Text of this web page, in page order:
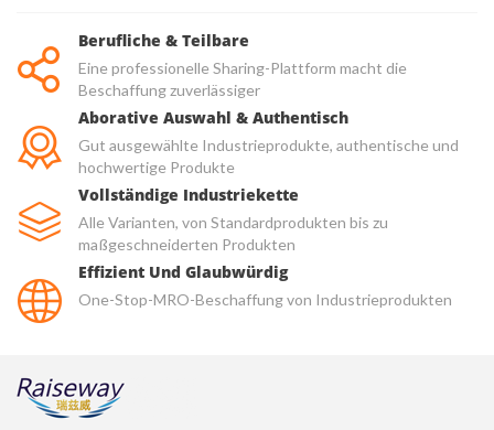
Berufliche & Teilbare
Eine professionelle Sharing-Plattform macht die
Beschaffung zuverlässiger
Aborative Auswahl & Authentisch
Gut ausgewählte Industrieprodukte, authentische und
hochwertige Produkte
Vollständige Industriekette
Alle Varianten, von Standardprodukten bis zu
maßgeschneiderten Produkten
Effizient Und Glaubwürdig
One-Stop-MRO-Beschaffung von Industrieprodukten